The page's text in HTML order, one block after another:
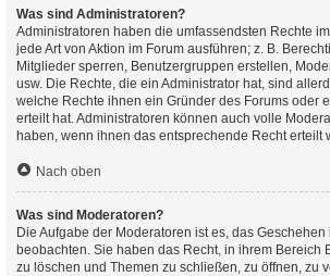
Was sind Administratoren?
Administratoren haben die umfassendsten Rechte
jede Art von Aktion im Forum ausführen; z. B.
Mitglieder sperren, Benutzergruppen erstellen,
usw. Die Rechte, die ein Administrator hat, sind
welche Rechte ihnen ein Gründer des Forums oder
erteilt hat. Administratoren können auch volle
haben, wenn ihnen das entsprechende Recht erteilt
Nach oben
Was sind Moderatoren?
Die Aufgabe der Moderatoren ist es, das Geschehen
beobachten. Sie haben das Recht, in ihrem Bereich
zu löschen und Themen zu schließen, zu öffnen, zu